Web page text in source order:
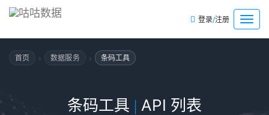
菜
单
登录/注册
首页 › 数据服务 › 条码工具
条码工具 | API 列表